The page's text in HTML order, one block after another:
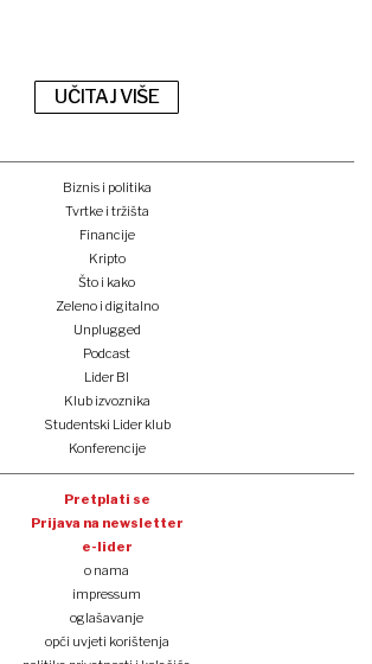
UČITAJ VIŠE
Biznis i politika
Tvrtke i tržišta
Financije
Kripto
Što i kako
Zeleno i digitalno
Unplugged
Podcast
Lider BI
Klub izvoznika
Studentski Lider klub
Konferencije
Pretplati se
Prijava na newsletter
e-lider
o nama
impressum
oglašavanje
opći uvjeti korištenja